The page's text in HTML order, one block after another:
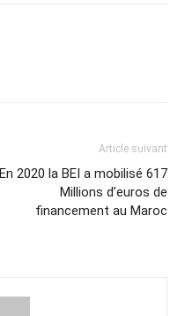
Article suivant
En 2020 la BEI a mobilisé 617
Millions d’euros de
financement au Maroc